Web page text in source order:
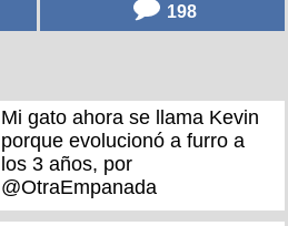
198
Mi gato ahora se llama Kevin
porque evolucionó a furro a
los 3 años, por
@OtraEmpanada